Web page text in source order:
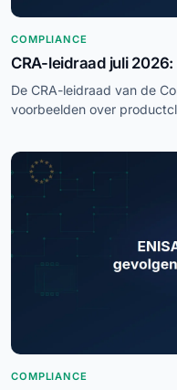
COMPLIANCE
CRA-leidraad juli
De CRA-leidraad van de
voorbeelden over
COMPLIANCE